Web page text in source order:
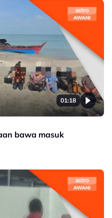
01:18
bawa masuk